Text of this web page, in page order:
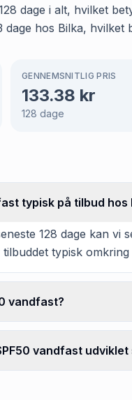
dage i alt, hvilket
hos Bilka,
GENNEMSNITLIG PRIS
133.38 kr
128 dage
typisk på tilbud hos
128 dage kan
typisk
vandfast?
vandfast udviklet